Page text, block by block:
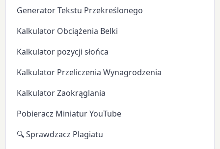
Generator Tekstu Przekreślonego
Kalkulator Obciążenia Belki
Kalkulator pozycji słońca
Kalkulator Przeliczenia Wynagrodzenia
Kalkulator Zaokrąglania
Pobieracz Miniatur YouTube
🔍 Sprawdzacz Plagiatu